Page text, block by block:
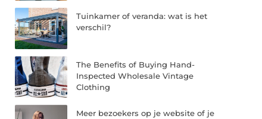
Tuinkamer of veranda: wat is het
verschil?
The Benefits of Buying Hand-
Inspected Wholesale Vintage
Clothing
Meer bezoekers op je website of je